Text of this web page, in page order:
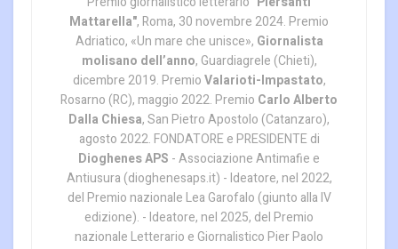
Mattarella", Roma, 30 novembre 2024. Premio
Adriatico, «Un mare che unisce», Giornalista
molisano dell’anno, Guardiagrele (Chieti),
dicembre 2019. PremioValarioti-Impastato,
Rosarno (RC), maggio 2022. Premio Carlo Alberto
Dalla Chiesa, San Pietro Apostolo (Catanzaro),
agosto 2022. FONDATORE e PRESIDENTE di
Dioghenes APS - Associazione Antimafie e
Antiusura (dioghenesaps.it) - Ideatore, nel 2022,
del Premio nazionale Lea Garofalo (giunto alla IV
edizione). - Ideatore, nel 2025, del Premio
nazionale Letterario e Giornalistico Pier Paolo